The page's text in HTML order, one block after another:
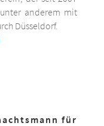
anderem mit
Düsseldorf.
für